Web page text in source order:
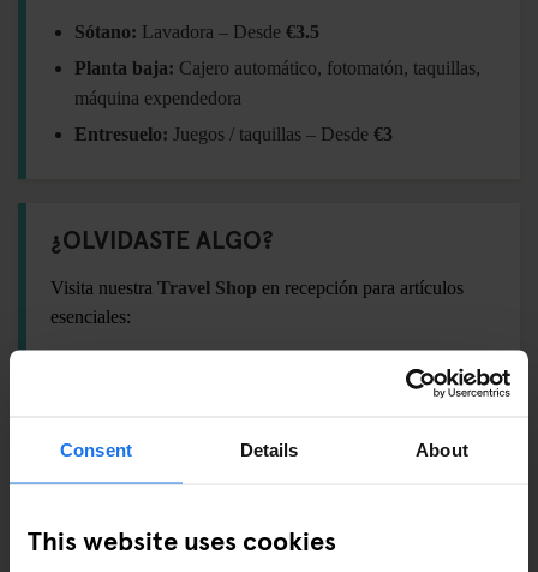
Consent Details About
This website uses cookies
Sótano: Lavadora – Desde €3.5
Planta baja: Cajero automático, fotomatón, taquillas,
máquina expendedora
Entresuelo: Juegos / taquillas – Desde €3
¿OLVIDASTE ALGO?
Visita nuestra Travel Shop en recepción para artículos
esenciales:
Tapones para los oídos –€2